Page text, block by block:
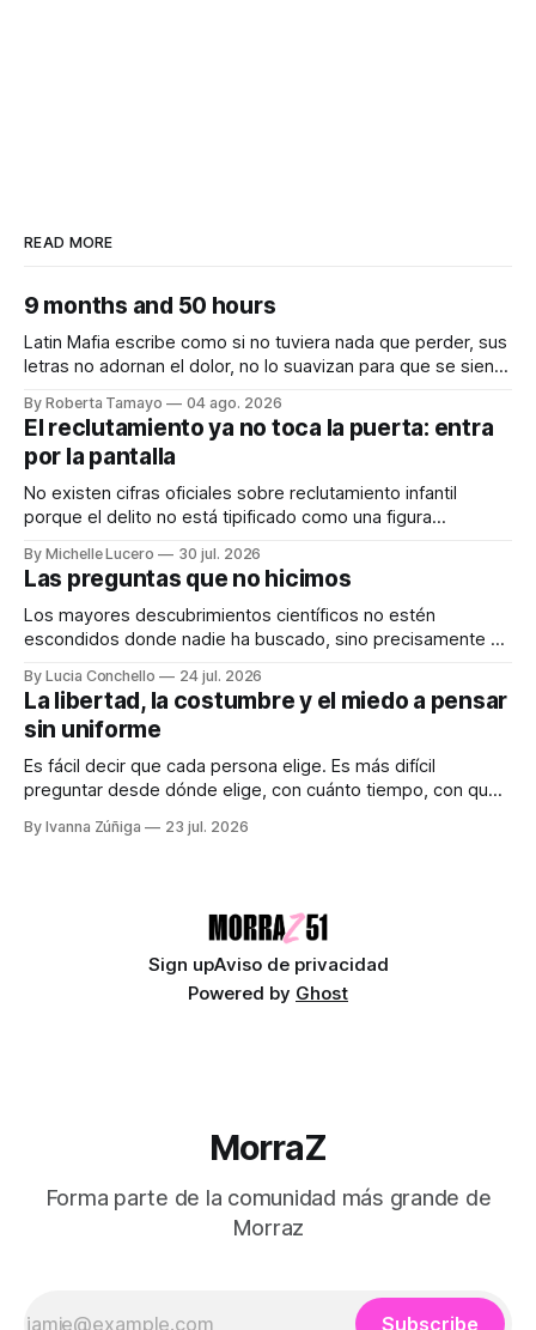
READ MORE
9 months and 50 hours
Latin Mafia escribe como si no tuviera nada que perder, sus
letras no adornan el dolor, no lo suavizan para que se sienta
Audiocolumna0:00/231.241× Hay proyectos que se
anuncian con meses de anticipación, con teasers
calculados, con campañas para crear expectativas
By Roberta Tamayo 04 ago. 2026
El reclutamiento ya no toca la puerta: entra
por la pantalla
No existen cifras oficiales sobre reclutamiento infantil
porque el delito no está tipificado como una figura
"hola". Así de simple, así de peligroso. Las recientes
desapariciones de adolescentes en Jalisco han vuelto a
encender una alerta que desde hace años
By Michelle Lucero 30 jul. 2026
Las preguntas que no hicimos
Los mayores descubrimientos científicos no estén
escondidos donde nadie ha buscado, sino precisamente en
explorados. Audiocolumna0:00/251.761× Lo femenino
como punto ciego en la ciencia La ciencia promete una
visión objetiva de la realidad. Creemos que avanza guiada
únicamente por la
By Lucia Conchello 24 jul. 2026
La libertad, la costumbre y el miedo a pensar
sin uniforme
Es fácil decir que cada persona elige. Es más difícil
preguntar desde dónde elige, con cuánto tiempo, con qué
Audiocolumna0:00/580.5121× "Free as a Bird" - The
By Ivanna Zúñiga 23 jul. 2026
Sign upAviso de privacidad
Powered by Ghost
MorraZ
Forma parte de la comunidad más grande de
Morraz
Subscribe